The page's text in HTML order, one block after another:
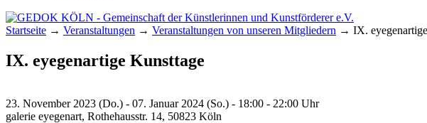
GEDOK KÖLN
Gemeinschaft der Künstlerinnen und Kunstförderer e.V.
Startseite → Veranstaltungen → Veranstaltungen von unseren Mitgliedern → IX.
IX. eyegenartige Kunsttage
23. November 2023 (Do.) - 07. Januar 2024 (So.) - 18:00 - 22:00 Uhr
galerie eyegenart, Rothehausstr. 14, 50823 Köln